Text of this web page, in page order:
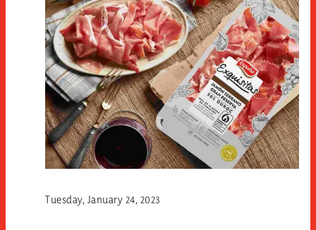
Tuesday, January 24, 2023